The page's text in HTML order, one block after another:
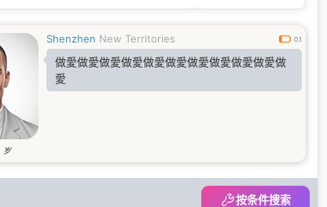
💕
Shenzhen New Territories 0.1
做愛做愛做愛做愛做愛做愛做愛做愛做愛做愛做
愛
岁
按条件搜索